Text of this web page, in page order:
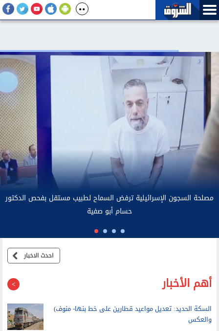
وزير الري يبحث الإعداد لإطلاق المرحلة الثانية من برنامج البحوث
التطبيقية بين مصر وهولندا Water-JCAR
أهم الأخبار
والعكس
وزير النقل: تشغيل محطة البحر الأحمر لتداول الحاويات 1
يسهم في دعم الصادرات المصرية